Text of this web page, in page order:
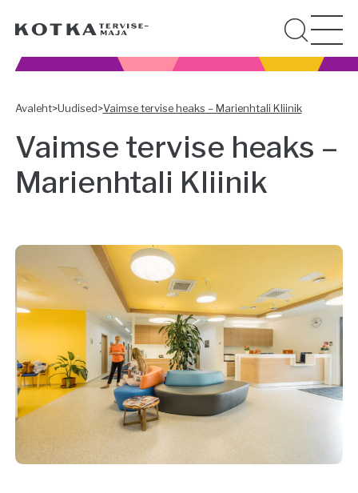
Avaleht>Uudised>Vaimse tervise heaks – Marienhtali Kliinik
Vaimse tervise heaks –
Marienhtali Kliinik